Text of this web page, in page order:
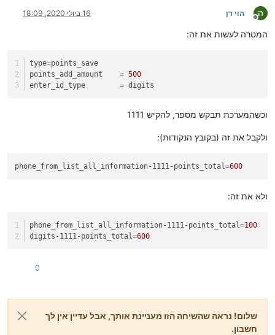
ה
מנותק
הוי דן 16 ביולי 2020, 18:09
המטרה לעשות את זה:
type=points_save
points_add_amount
    =
500
enter_id_type
        = digits
וכשהמערכת תבקש מספר, להקיש 1111
ולקבל את זה (בקובץ הנקודות):
phone_from_list_all_information-1111-points_total=600
ולא את זה:
phone_from_list_all_information-1111-points_total=100
digits-1111-points_total=600
0
שלום! נראה שהשיחה הזו מעניינת אותך, אבל עדיין אין לך
חשבון.